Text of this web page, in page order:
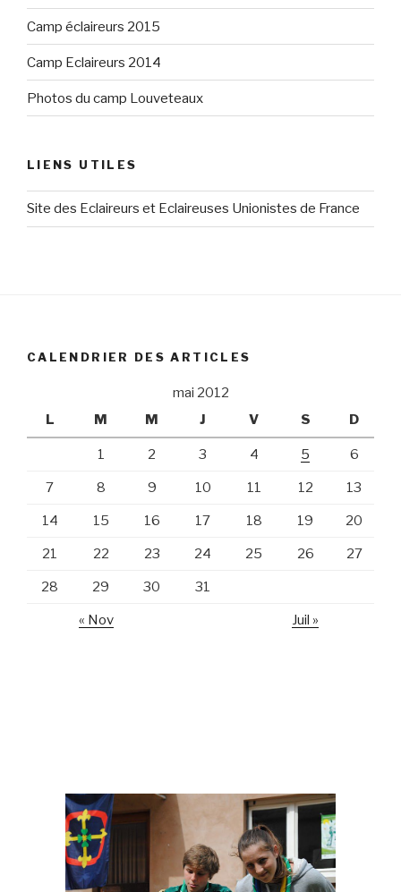
Camp éclaireurs 2015
Camp Eclaireurs 2014
Photos du camp Louveteaux
LIENS UTILES
Site des Eclaireurs et Eclaireuses Unionistes de France
CALENDRIER DES ARTICLES
mai 2012
L
M M J V S D
1 2 3 4 5 6
7 8 9 10 11 12 13
14 15 16 17 18 19 20
21 22 23 24 25 26 27
28 29 30 31
« Nov Juil »